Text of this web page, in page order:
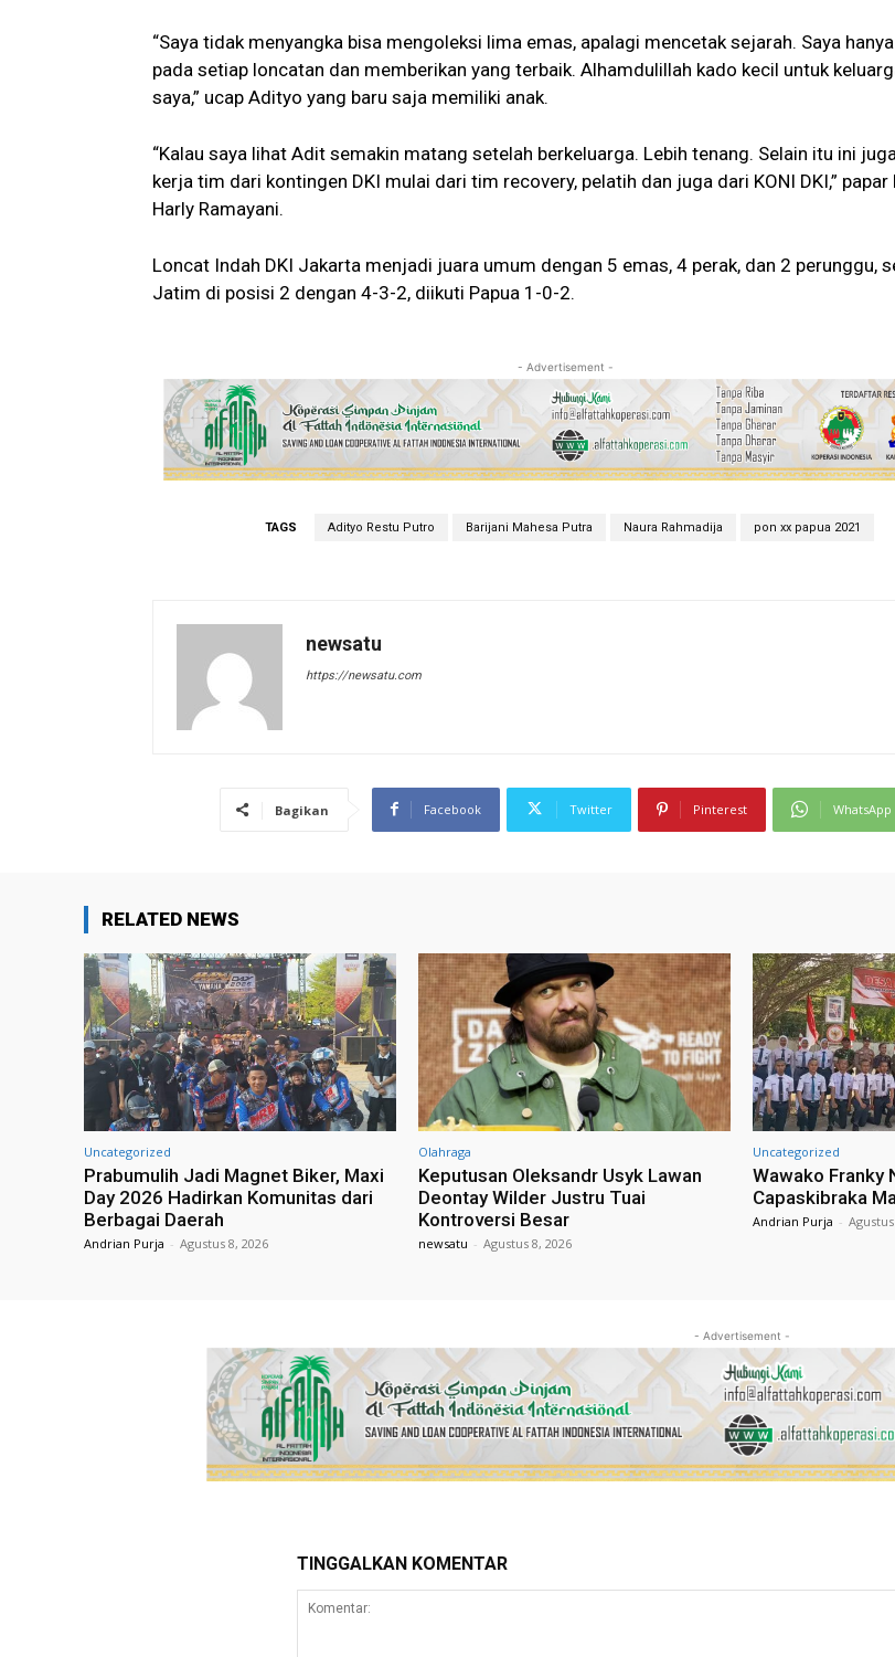
“Saya tidak menyangka bisa mengoleksi lima emas, apalagi mencetak sejarah. Saya
pada setiap loncatan dan memberikan yang terbaik. Alhamdulillah kado kecil untuk
saya,” ucap Adityo yang baru saja memiliki anak.
“Kalau saya lihat Adit semakin matang setelah berkeluarga. Lebih tenang. Selain itu ini
kerja tim dari kontingen DKI mulai dari tim recovery, pelatih dan juga dari KONI DKI,” papar
Harly Ramayani.
Loncat Indah DKI Jakarta menjadi juara umum dengan 5 emas, 4 perak, dan 2 perunggu,
Jatim di posisi 2 dengan 4-3-2, diikuti Papua 1-0-2.
- Advertisement -
TAGS Adityo Restu Putro Barijani Mahesa Putra Naura Rahmadija pon xx papua 2021
newsatu
https://newsatu.com
Bagikan Facebook Twitter Pinterest WhatsApp
RELATED NEWS
Uncategorized
Prabumulih Jadi Magnet Biker, Maxi
Day 2026 Hadirkan Komunitas dari
Berbagai Daerah
Andrian Purja - Agustus 8, 2026
Olahraga
Keputusan Oleksandr Usyk Lawan
Deontay Wilder Justru Tuai
Kontroversi Besar
newsatu - Agustus 8, 2026
Uncategorized
Wawako Franky
Capaskibraka
Andrian Purja -
- Advertisement -
TINGGALKAN KOMENTAR